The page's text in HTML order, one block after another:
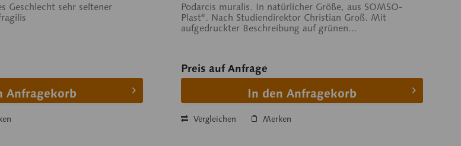
Geschlecht sehr seltener
Anfragekorb
Podarcis muralis. In natürlicher Größe, aus SOMSO-
Plast®. Nach Studiendirektor Christian Groß. Mit
aufgedruckter Beschreibung auf grünen...
Preis auf Anfrage
In den Anfragekorb
Vergleichen Merken